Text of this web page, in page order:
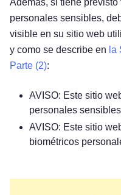
Además, si tiene
personales sensibles,
visible en su sitio web
y como se describe en la
Parte (2):
AVISO: Este sitio
personales sensibles
AVISO: Este sitio
biométricos